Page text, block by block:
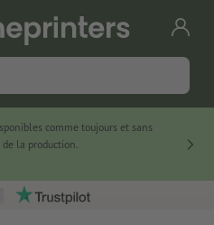
comme toujours et sans
la production.